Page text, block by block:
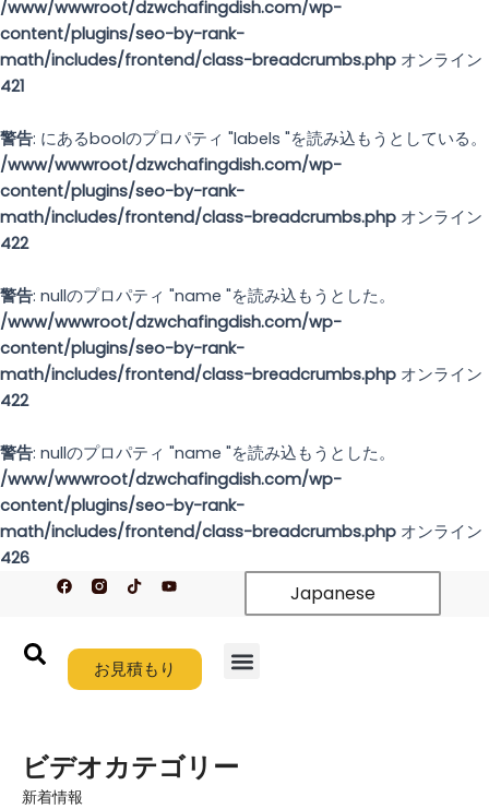
/www/wwwroot/dzwchafingdish.com/wp-
content/plugins/seo-by-rank-
math/includes/frontend/class-breadcrumbs.php オンライン
421
警告: にあるboolのプロパティ "labels "を読み込もうとしている。
/www/wwwroot/dzwchafingdish.com/wp-
content/plugins/seo-by-rank-
math/includes/frontend/class-breadcrumbs.php オンライン
422
警告: nullのプロパティ "name "を読み込もうとした。
/www/wwwroot/dzwchafingdish.com/wp-
content/plugins/seo-by-rank-
math/includes/frontend/class-breadcrumbs.php オンライン
422
警告: nullのプロパティ "name "を読み込もうとした。
/www/wwwroot/dzwchafingdish.com/wp-
content/plugins/seo-by-rank-
math/includes/frontend/class-breadcrumbs.php オンライン
426
フ
ェ
ッ
テ
ィ
Y
o
b
e
Japanese
お見積もり
ビデオカテゴリー
新着情報